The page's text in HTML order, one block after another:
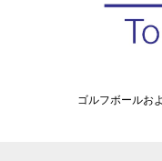
ゴルフボールお